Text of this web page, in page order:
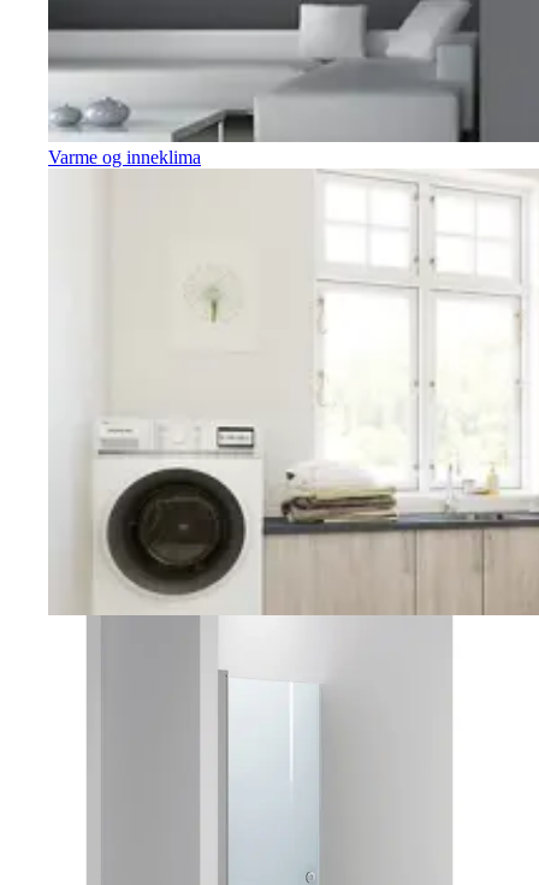
Varme og inneklima